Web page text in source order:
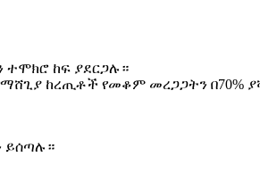
ተሞክሮ ከፍ ያደርጋሉ።
ከረጢቶች የመቆም መረጋጋትን በ70%
ይሰጣሉ።